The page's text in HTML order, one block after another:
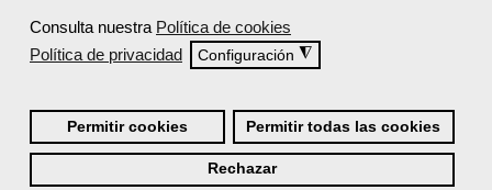
Consulta nuestra Política de cookies
Política de privacidad
Configuración ◮
Permitir cookies Permitir todas las cookies
Rechazar
Online (toda España)
14 580